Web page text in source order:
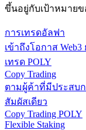
ขึ้นอยู่กับเป้าหมาย
การเทรดอัลฟา
เข้าถึงโอกาส
เทรด POLY
Copy Trading
ตามผู้ค้าที่มีประสบ
สัมผัสเดียว
Copy Trading POLY
Flexible Staking